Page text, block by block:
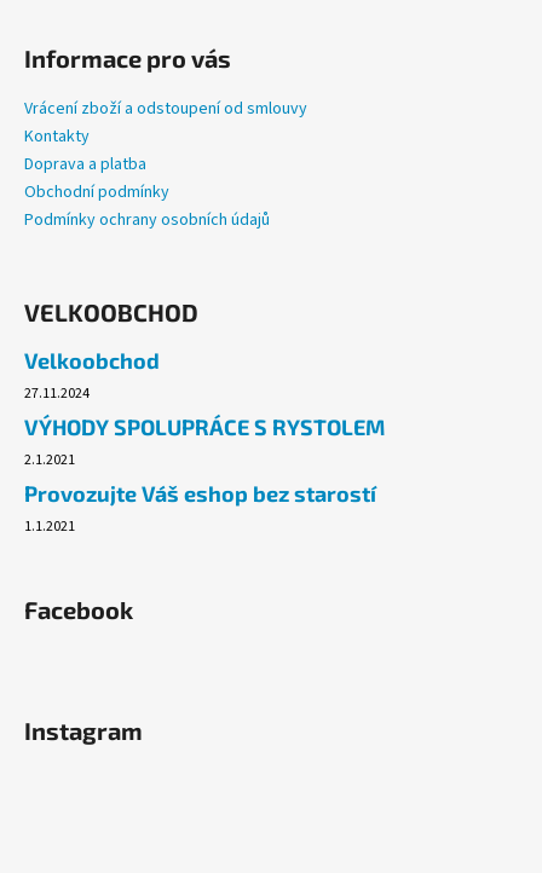
HLEDAT
D
o
p
u
u
j
e
m
e
BRISE
300ML
RELAXING
Informace pro vás
Vrácení zboží a odstoupení od smlouvy
Kontakty
Doprava a platba
Obchodní podmínky
Podmínky ochrany osobních údajů
VELKOOBCHOD
Velkoobchod
27.11.2024
VÝHODY SPOLUPRÁCE S RYSTOLEM
2.1.2021
Provozujte Váš eshop bez starostí
1.1.2021
Facebook
Instagram